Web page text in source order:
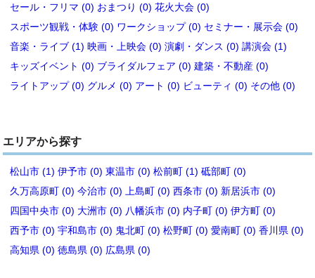
セール・フリマ (0) おまつり (0) 花火大会 (0)
スポーツ観戦・体験 (0) ワークショップ (0) セミナー・展示会 (0)
音楽・ライブ (1) 映画・上映会 (0) 演劇・ダンス (0) 講演会 (1)
キッズイベント (0) ブライダルフェア (0) 建築・不動産 (0)
ライトアップ (0) グルメ (0) アート (0) ビューティ (0) その他 (0)
エリアから探す
松山市 (1) 伊予市 (0) 東温市 (0) 松前町 (1) 砥部町 (0)
久万高原町 (0) 今治市 (0) 上島町 (0) 西条市 (0) 新居浜市 (0)
四国中央市 (0) 大洲市 (0) 八幡浜市 (0) 内子町 (0) 伊方町 (0)
西予市 (0) 宇和島市 (0) 鬼北町 (0) 松野町 (0) 愛南町 (0) 香川県 (0)
高知県 (0) 徳島県 (0) 広島県 (0)